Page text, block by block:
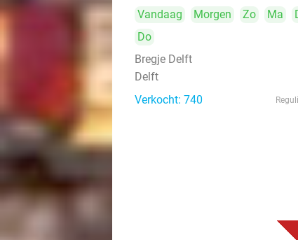
Vandaag Morgen Zo Ma
Do
Bregje Delft
Delft
Verkocht: 740